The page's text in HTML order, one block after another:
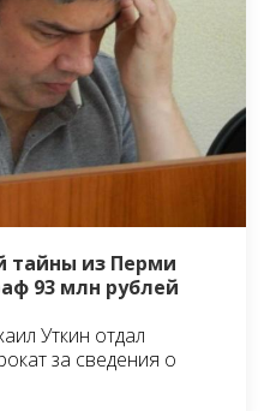
тайны из Перми
93 млн рублей
Уткин отдал
за сведения о